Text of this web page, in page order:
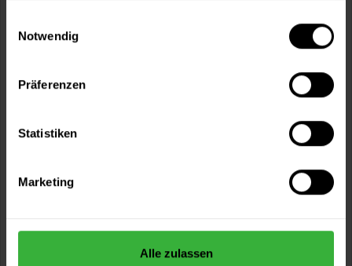
Notwendig
Präferenzen
Statistiken
Marketing
Alle zulassen
Sie möchten eine größere Menge kaufen
Versand innerhalb von 48h*